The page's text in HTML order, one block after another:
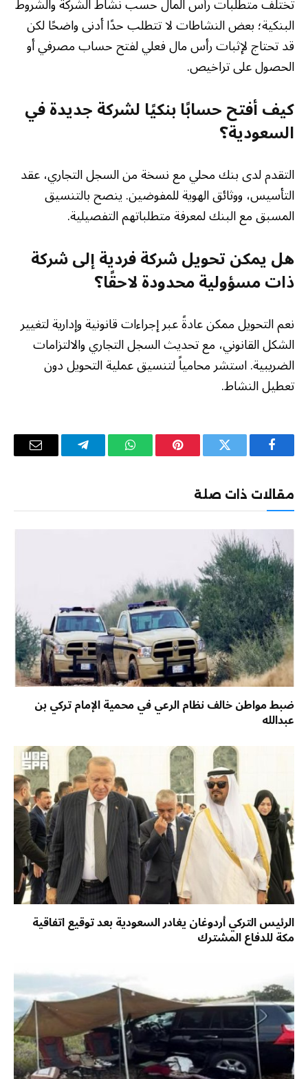
البنكية؛ بعض النشاطات لا تتطلب حدًا أدنى واضحًا لكن
قد تحتاج لإثبات رأس مال فعلي لفتح حساب مصرفي أو
الحصول على تراخيص.
كيف أفتح حسابًا بنكيًا لشركة جديدة في
السعودية؟
التقدم لدى بنك محلي مع نسخة من السجل التجاري، عقد
التأسيس، ووثائق الهوية للمفوضين. ينصح بالتنسيق
المسبق مع البنك لمعرفة متطلباتهم التفصيلية.
هل يمكن تحويل شركة فردية إلى شركة
ذات مسؤولية محدودة لاحقًا؟
نعم التحويل ممكن عادةً عبر إجراءات قانونية وإدارية لتغيير
الشكل القانوني، مع تحديث السجل التجاري والالتزامات
الضريبية. استشر محامياً لتنسيق عملية التحويل دون
تعطيل النشاط.
فيسبوك تويتر بينتيريستواتساب تيلقرام
البريد
مقالات ذات صلة
ضبط مواطن خالف نظام الرعي في محمية الإمام تركي بن
عبدالله
الرئيس التركي أردوغان يغادر السعودية بعد توقيع اتفاقية
مكة للدفاع المشترك